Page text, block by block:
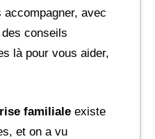
avec
conseils
là pour vous aider,
familiale existe
et on a vu